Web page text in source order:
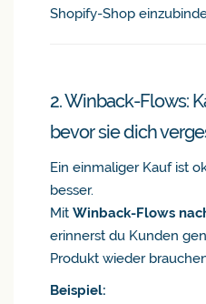
Shopify-Shop
2. Winback-Flows:
bevor sie dich
Ein einmaliger Kauf ist
besser.
Mit Winback-Flows
erinnerst du Kunden
Produkt wieder
Beispiel: